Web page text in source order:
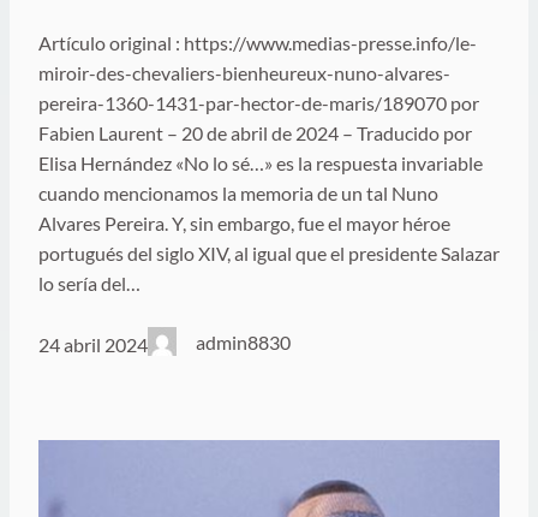
Artículo original : https://www.medias-presse.info/le-
miroir-des-chevaliers-bienheureux-nuno-alvares-
pereira-1360-1431-par-hector-de-maris/189070 por
Fabien Laurent – 20 de abril de 2024 – Traducido por
Elisa Hernández «No lo sé…» es la respuesta invariable
cuando mencionamos la memoria de un tal Nuno
Alvares Pereira. Y, sin embargo, fue el mayor héroe
portugués del siglo XIV, al igual que el presidente Salazar
lo sería del…
24 abril 2024 admin8830